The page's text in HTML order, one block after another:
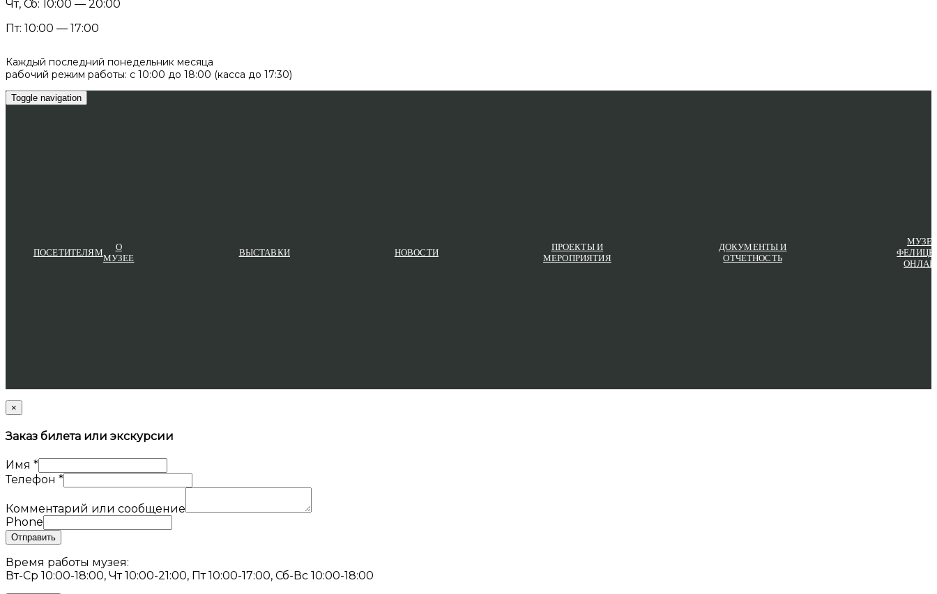
Чт, Сб: 10:00 — 20:00
Пт: 10:00 — 17:00
Каждый последний понедельник месяца
рабочий режим работы: с 10:00 до 18:00 (касса до 17:30)
Toggle navigation
ПОСЕТИТЕЛЯМ
О
МУЗЕЕ
ВЫСТАВКИ НОВОСТИ
ПРОЕКТЫ И
МЕРОПРИЯТИЯ
ДОКУМЕНТЫ И
ОТЧЕТНОСТЬ
×
Заказ билета или экскурсии
Имя *
Телефон *
Комментарий или сообщение
Phone
Отправить
Время работы музея:
Вт-Ср 10:00-18:00, Чт 10:00-21:00, Пт 10:00-17:00, Сб-Вс 10:00-18:00